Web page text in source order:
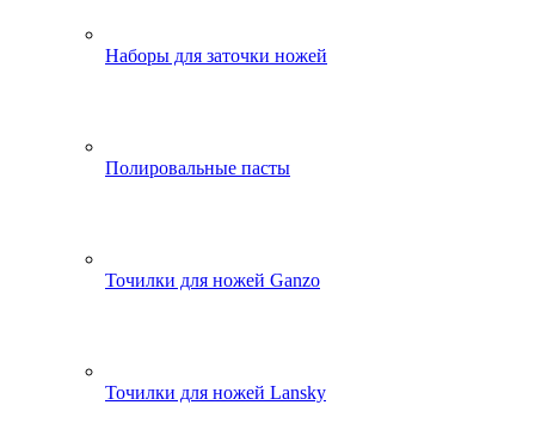
Наборы для заточки ножей
Полировальные пасты
Точилки для ножей Ganzo
Точилки для ножей Lansky